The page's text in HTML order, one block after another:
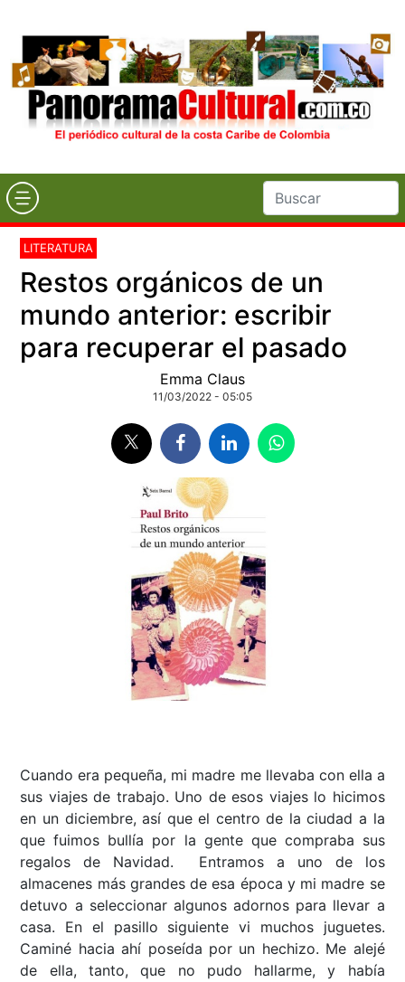
LITERATURA
Restos orgánicos de un
mundo anterior: escribir
para recuperar el pasado
Emma Claus
11/03/2022 - 05:05
Cuando era pequeña, mi madre me llevaba con ella a
sus viajes de trabajo. Uno de esos viajes lo hicimos
en un diciembre, así que el centro de la ciudad a la
que fuimos bullía por la gente que compraba sus
regalos de Navidad. Entramos a uno de los
almacenes más grandes de esa época y mi madre se
detuvo a seleccionar algunos adornos para llevar a
casa. En el pasillo siguiente vi muchos juguetes.
Caminé hacia ahí poseída por un hechizo. Me alejé
de ella, tanto, que no pudo hallarme, y había